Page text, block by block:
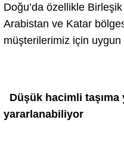
Doğu’da özellikle
Arabistan ve Katar
müşterilerimiz için uygun
Düşük hacimli taşıma
yararlanabiliyor